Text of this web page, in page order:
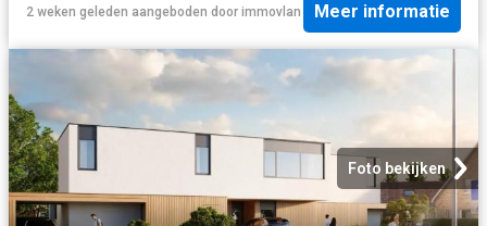
2 weken geleden aangeboden door immovlan Meer informatie
Foto bekijken